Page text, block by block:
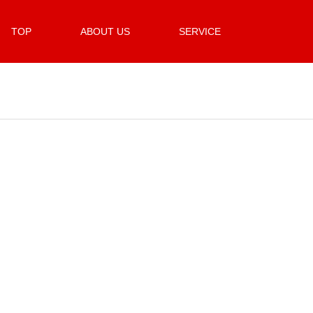
TOP ABOUT US SERVICE